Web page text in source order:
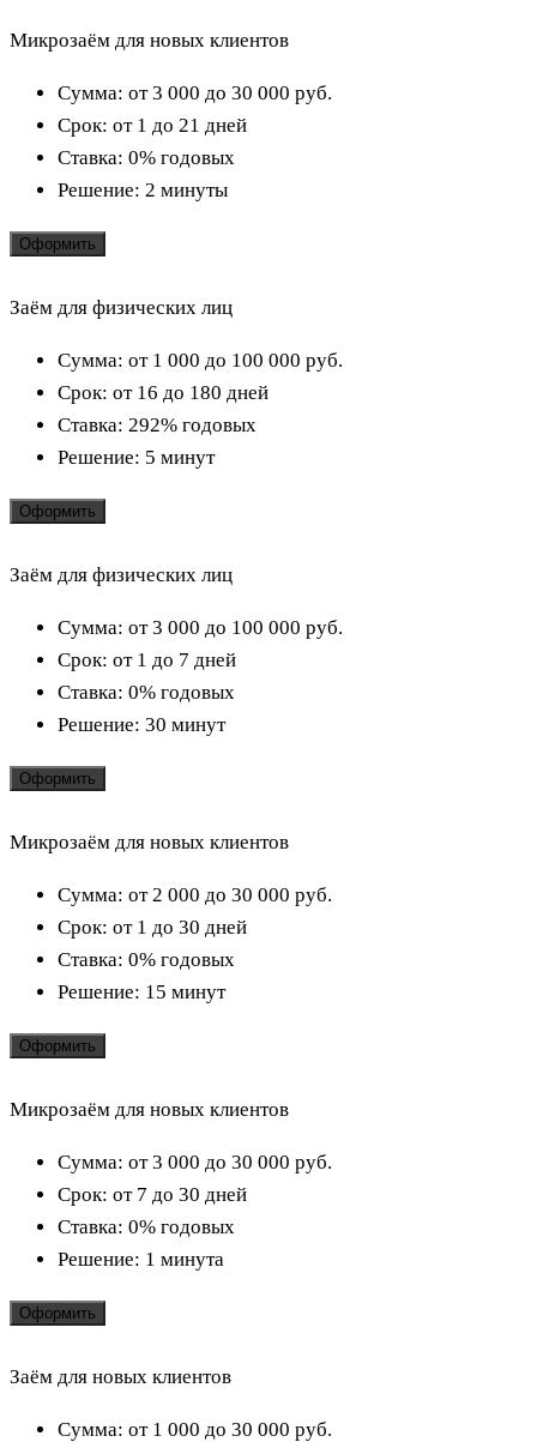
Микрозаём для новых клиентов
Сумма: от 3 000 до 30 000 руб.
Срок: от 1 до 21 дней
Ставка: 0% годовых
Решение: 2 минуты
Оформить
Заём для физических лиц
Сумма: от 1 000 до 100 000 руб.
Срок: от 16 до 180 дней
Ставка: 292% годовых
Решение: 5 минут
Оформить
Заём для физических лиц
Сумма: от 3 000 до 100 000 руб.
Срок: от 1 до 7 дней
Ставка: 0% годовых
Решение: 30 минут
Оформить
Микрозаём для новых клиентов
Сумма: от 2 000 до 30 000 руб.
Срок: от 1 до 30 дней
Ставка: 0% годовых
Решение: 15 минут
Оформить
Микрозаём для новых клиентов
Сумма: от 3 000 до 30 000 руб.
Срок: от 7 до 30 дней
Ставка: 0% годовых
Решение: 1 минута
Оформить
Заём для новых клиентов
Сумма: от 1 000 до 30 000 руб.